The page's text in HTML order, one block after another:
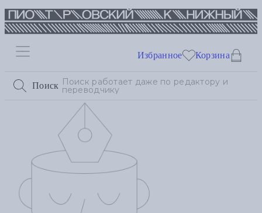
Поиск
Избранное Корзина